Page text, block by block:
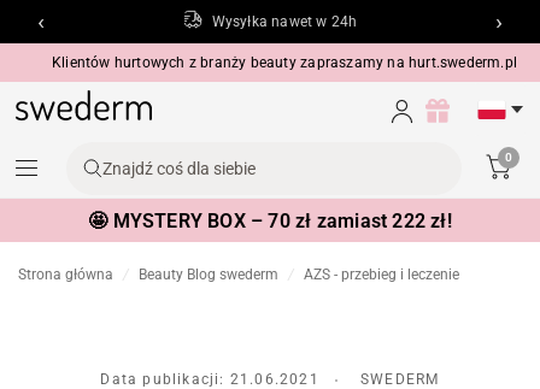
‹ Butikowe pakowanie ›
Klientów hurtowych z branży beauty zapraszamy na hurt.swederm.pl
0
Znajdź coś dla siebie
🤩 MYSTERY BOX – 70 zł zamiast 222 zł!
Strona główna / Beauty Blog swederm / AZS - przebieg i leczenie
Data publikacji: 21.06.2021 SWEDERM